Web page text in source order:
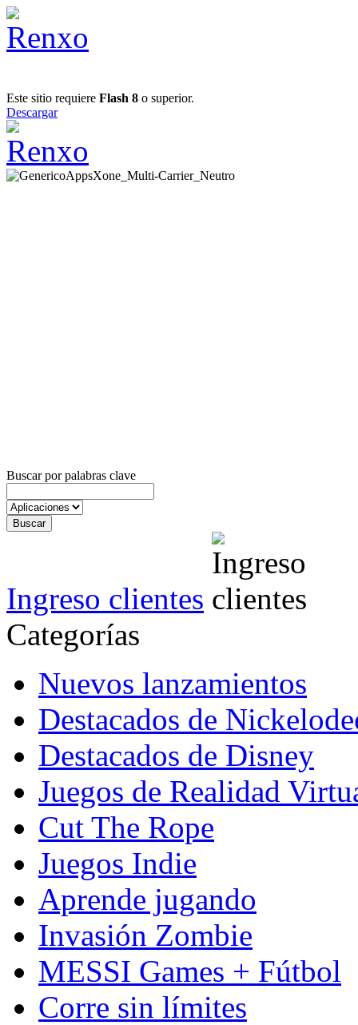
Este sitio requiere Flash 8 o superior.
Descargar
Buscar por palabras clave
Ingreso clientes
Categorías
Nuevos lanzamientos
Destacados de
Destacados de Disney
Juegos de Realidad
Cut The Rope
Juegos Indie
Aprende jugando
Invasión Zombie
MESSI Games + Fútbol
Corre sin límites